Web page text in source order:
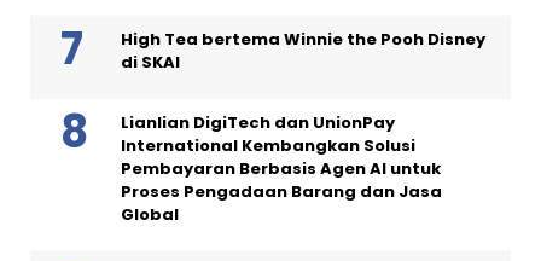
High Tea bertema Winnie the Pooh Disney
di SKAI
Lianlian DigiTech dan UnionPay
International Kembangkan Solusi
Pembayaran Berbasis Agen AI untuk
Proses Pengadaan Barang dan Jasa
Global